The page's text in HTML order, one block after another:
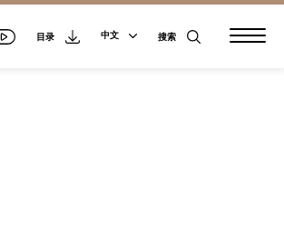
目录 中文 搜索